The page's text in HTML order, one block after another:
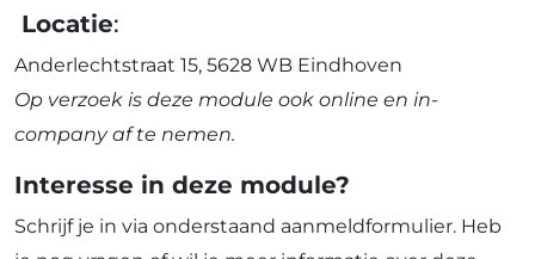
Locatie:
Anderlechtstraat 15, 5628 WB Eindhoven
Op verzoek is deze module ook online en in-
company af te nemen.
Interesse in deze module?
Schrijf je in via onderstaand aanmeldformulier. Heb